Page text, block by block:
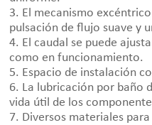
3. El mecanismo
pulsación de flujo suave y
4. El caudal se puede
como en funcionamiento.
5. Espacio de instalación
6. La lubricación por baño
vida útil de los
7. Diversos materiales